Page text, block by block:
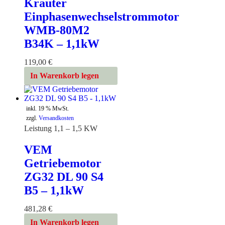
Krauter
Einphasenwechselstrommotor
WMB-80M2
B34K – 1,1kW
119,00 €
In Warenkorb legen
inkl. 19 % MwSt.
zzgl. Versandkosten
Leistung 1,1 – 1,5 KW
VEM
Getriebemotor
ZG32 DL 90 S4
B5 – 1,1kW
481,28 €
In Warenkorb legen